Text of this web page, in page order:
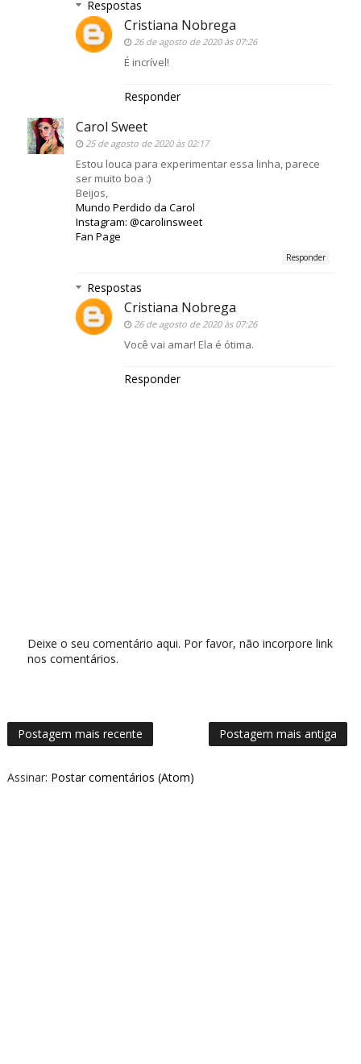
Respostas
Cristiana Nobrega
26 de agosto de 2020 às 07:26
É incrível!
Responder
Carol Sweet
25 de agosto de 2020 às 02:17
Estou louca para experimentar essa linha, parece
ser muito boa :)
Beijos,
Mundo Perdido da Carol
Instagram: @carolinsweet
Fan Page
Responder
Respostas
Cristiana Nobrega
26 de agosto de 2020 às 07:26
Você vai amar! Ela é ótima.
Responder
Deixe o seu comentário aqui. Por favor, não incorpore link
nos comentários.
Postagem mais recente Postagem mais antiga
Assinar: Postar comentários (Atom)